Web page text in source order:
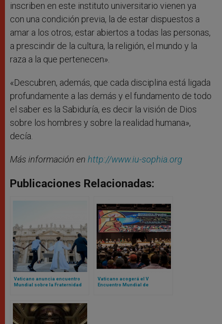
inscriben en este instituto universitario vienen ya
con una condición previa, la de estar dispuestos a
amar a los otros, estar abiertos a todas las personas,
a prescindir de la cultura, la religión, el mundo y la
raza a la que pertenecen».
«Descubren, además, que cada disciplina está ligada
profundamente a las demás y el fundamento de todo
el saber es la Sabiduría, es decir la visión de Dios
sobre los hombres y sobre la realidad humana»,
decía.
Más información en http://www.iu-sophia.org
Publicaciones Relacionadas:
Vaticano anuncia encuentro
Mundial sobre la Fraternidad
Vaticano acogerá el V
Encuentro Mundial de